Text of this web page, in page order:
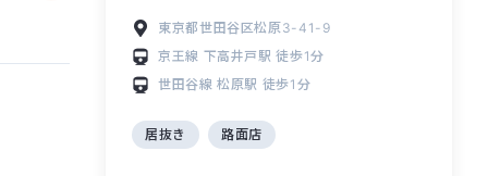
東京都世田谷区松原3-41-9
京王線 下高井戸駅徒歩1分
世田谷線松原駅 徒歩1分
居抜き 路面店